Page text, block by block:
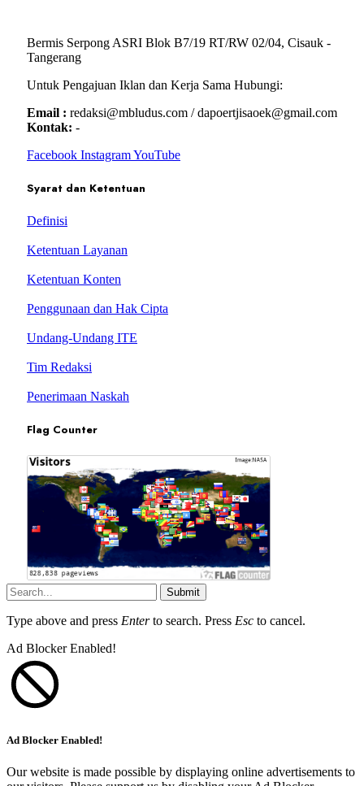
Bermis Serpong ASRI Blok B7/19 RT/RW 02/04, Cisauk -
Tangerang
Untuk Pengajuan Iklan dan Kerja Sama Hubungi:
Email : redaksi@mbludus.com / dapoertjisaoek@gmail.com
Kontak: -
Facebook InstagramYouTube
Syarat dan Ketentuan
Definisi
Ketentuan Layanan
Ketentuan Konten
Penggunaan dan Hak Cipta
Undang-Undang ITE
Tim Redaksi
Penerimaan Naskah
Flag Counter
Submit
Type above and press Enterto search. Press Esc to cancel.
Ad Blocker Enabled!
Ad Blocker Enabled!
Our website is made possible by displaying online advertisements to